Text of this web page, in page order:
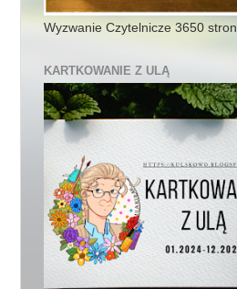
Wyzwanie Czytelnicze 3650 stron
KARTKOWANIE Z ULĄ